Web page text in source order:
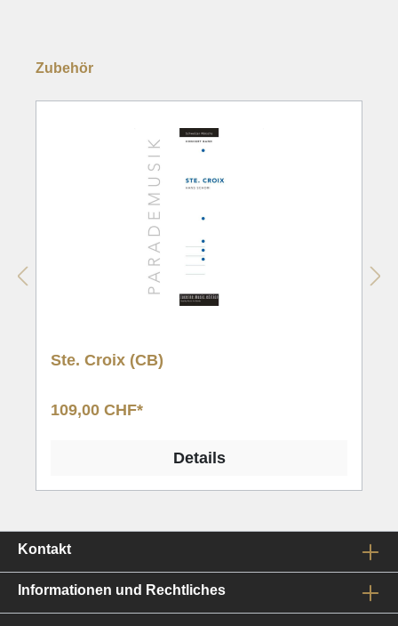
Zubehör
Ste. Croix (CB)
109,00 CHF*
Details
Kontakt
Informationen und Rechtliches